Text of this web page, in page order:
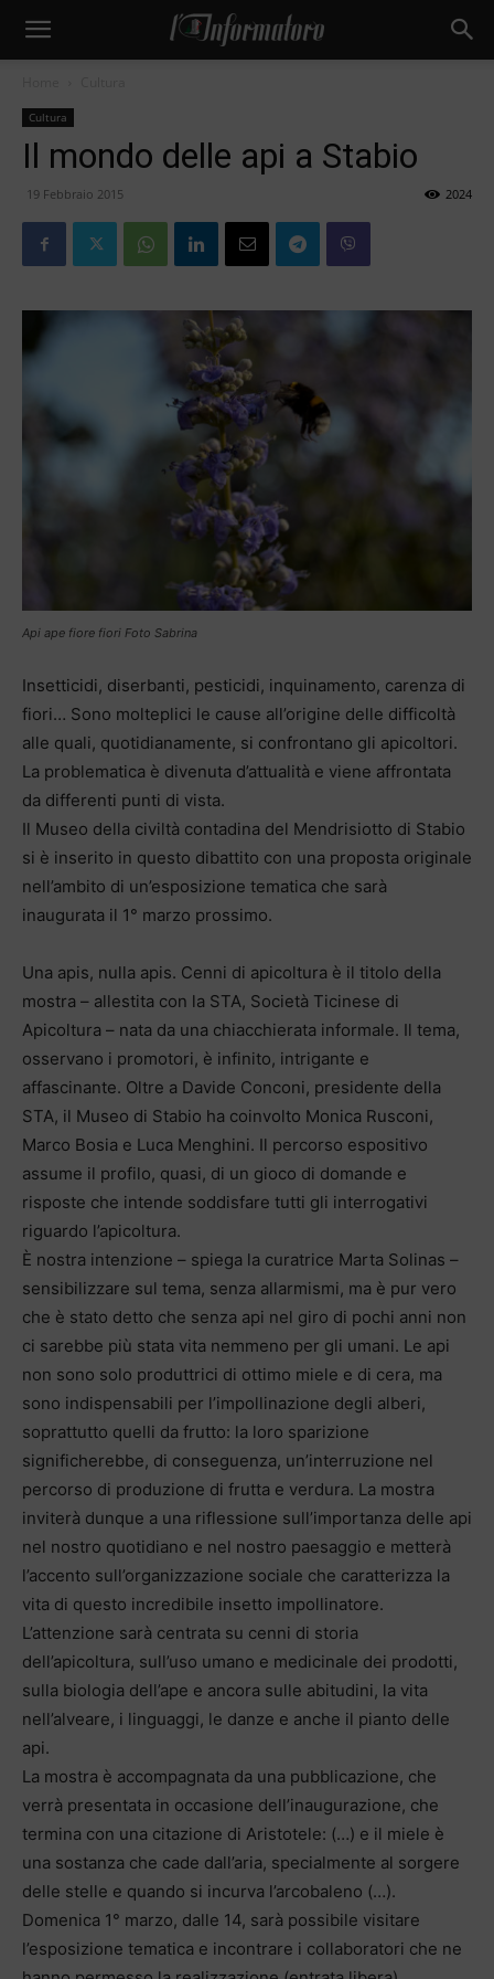
Cultura
Il mondo delle api a Stabio
19 Febbraio 2015 2024
Api ape fiore fiori Foto Sabrina
Insetticidi, diserbanti, pesticidi, inquinamento, carenza di
fiori… Sono molteplici le cause all’origine delle difficoltà
alle quali, quotidianamente, si confrontano gli apicoltori.
La problematica è divenuta d’attualità e viene affrontata
da differenti punti di vista.
Il Museo della civiltà contadina del Mendrisiotto di Stabio
si è inserito in questo dibattito con una proposta originale
nell’ambito di un’esposizione tematica che sarà
inaugurata il 1° marzo prossimo.
Una apis, nulla apis. Cenni di apicoltura è il titolo della
mostra – allestita con la STA, Società Ticinese di
Apicoltura – nata da una chiacchierata informale. Il tema,
osservano i promotori, è infinito, intrigante e
affascinante. Oltre a Davide Conconi, presidente della
STA, il Museo di Stabio ha coinvolto Monica Rusconi,
Marco Bosia e Luca Menghini. Il percorso espositivo
assume il profilo, quasi, di un gioco di domande e
risposte che intende soddisfare tutti gli interrogativi
riguardo l’apicoltura.
È nostra intenzione – spiega la curatrice Marta Solinas –
sensibilizzare sul tema, senza allarmismi, ma è pur vero
che è stato detto che senza api nel giro di pochi anni non
ci sarebbe più stata vita nemmeno per gli umani. Le api
non sono solo produttrici di ottimo miele e di cera, ma
sono indispensabili per l’impollinazione degli alberi,
soprattutto quelli da frutto: la loro sparizione
significherebbe, di conseguenza, un’interruzione nel
percorso di produzione di frutta e verdura. La mostra
inviterà dunque a una riflessione sull’importanza delle api
nel nostro quotidiano e nel nostro paesaggio e metterà
l’accento sull’organizzazione sociale che caratterizza la
vita di questo incredibile insetto impollinatore.
L’attenzione sarà centrata su cenni di storia
dell’apicoltura, sull’uso umano e medicinale dei prodotti,
sulla biologia dell’ape e ancora sulle abitudini, la vita
nell’alveare, i linguaggi, le danze e anche il pianto delle
api.
La mostra è accompagnata da una pubblicazione, che
verrà presentata in occasione dell’inaugurazione, che
termina con una citazione di Aristotele: (…) e il miele è
una sostanza che cade dall’aria, specialmente al sorgere
delle stelle e quando si incurva l’arcobaleno (…).
Domenica 1° marzo, dalle 14, sarà possibile visitare
l’esposizione tematica e incontrare i collaboratori che ne